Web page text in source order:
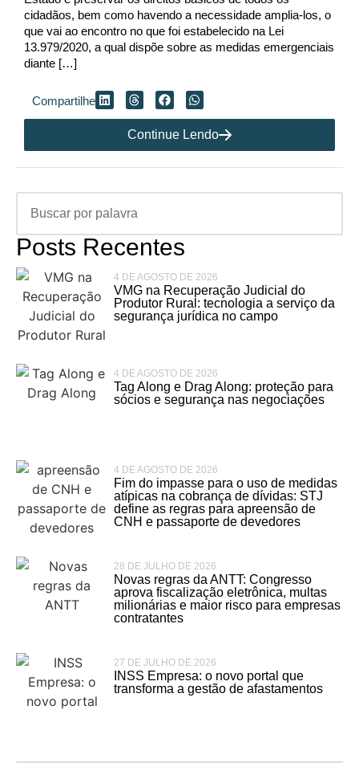
cidadãos, bem como havendo a necessidade amplia-los, o
que vai ao encontro no que foi estabelecido na Lei
13.979/2020, a qual dispõe sobre as medidas emergenciais
diante […]
Compartilhe
Continue Lendo
Posts Recentes
4 DE AGOSTO DE 2026
VMG na Recuperação Judicial do
Produtor Rural: tecnologia a serviço da
segurança jurídica no campo
4 DE AGOSTO DE 2026
Tag Along e Drag Along: proteção para
sócios e segurança nas negociações
4 DE AGOSTO DE 2026
Fim do impasse para o uso de medidas
atípicas na cobrança de dívidas: STJ
define as regras para apreensão de
CNH e passaporte de devedores
28 DE JULHO DE 2026
Novas regras da ANTT: Congresso
aprova fiscalização eletrônica, multas
milionárias e maior risco para empresas
contratantes
27 DE JULHO DE 2026
INSS Empresa: o novo portal que
transforma a gestão de afastamentos